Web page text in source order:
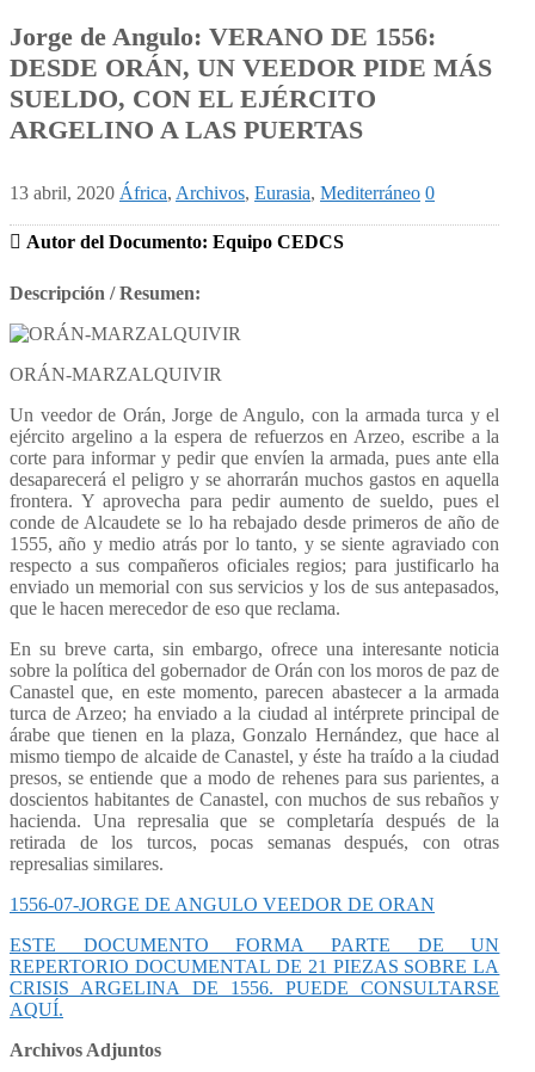
Jorge de Angulo: VERANO DE 1556:
DESDE ORÁN, UN VEEDOR PIDE MÁS
SUELDO, CON EL EJÉRCITO
ARGELINO A LAS PUERTAS
13 abril, 2020 África, Archivos, Eurasia, Mediterráneo 0
Autor del Documento: Equipo CEDCS
Descripción / Resumen:
ORÁN-MARZALQUIVIR
Un veedor de Orán, Jorge de Angulo, con la armada turca y el
ejército argelino a la espera de refuerzos en Arzeo, escribe a la
corte para informar y pedir que envíen la armada, pues ante ella
desaparecerá el peligro y se ahorrarán muchos gastos en aquella
frontera. Y aprovecha para pedir aumento de sueldo, pues el
conde de Alcaudete se lo ha rebajado desde primeros de año de
1555, año y medio atrás por lo tanto, y se siente agraviado con
respecto a sus compañeros oficiales regios; para justificarlo ha
enviado un memorial con sus servicios y los de sus antepasados,
que le hacen merecedor de eso que reclama.
En su breve carta, sin embargo, ofrece una interesante noticia
sobre la política del gobernador de Orán con los moros de paz de
Canastel que, en este momento, parecen abastecer a la armada
turca de Arzeo; ha enviado a la ciudad al intérprete principal de
árabe que tienen en la plaza, Gonzalo Hernández, que hace al
mismo tiempo de alcaide de Canastel, y éste ha traído a la ciudad
presos, se entiende que a modo de rehenes para sus parientes, a
doscientos habitantes de Canastel, con muchos de sus rebaños y
hacienda. Una represalia que se completaría después de la
retirada de los turcos, pocas semanas después, con otras
represalias similares.
1556-07-JORGE DE ANGULO VEEDOR DE ORAN
ESTE DOCUMENTO FORMA PARTE DE UN
REPERTORIO DOCUMENTAL DE 21 PIEZAS SOBRE LA
CRISIS ARGELINA DE 1556. PUEDE CONSULTARSE
AQUÍ.
Archivos Adjuntos